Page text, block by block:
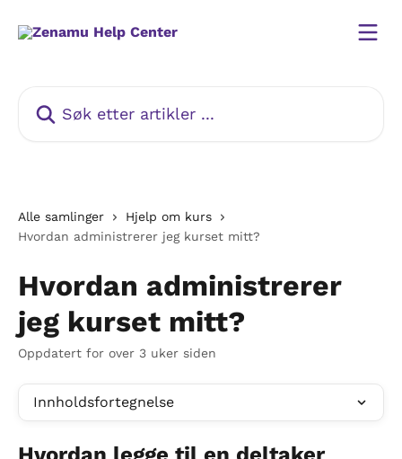
Alle samlinger
Hjelp om kurs
Hvordan administrerer jeg kurset mitt?
Hvordan administrerer
jeg kurset mitt?
Oppdatert for over 3 uker siden
Innholdsfortegnelse